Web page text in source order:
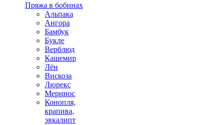
Пряжа в бобинах
Альпака
Ангора
Бамбук
Букле
Верблюд
Кашемир
Лён
Вискоза
Люрекс
Меринос
Конопля,
крапива,
эвкалипт